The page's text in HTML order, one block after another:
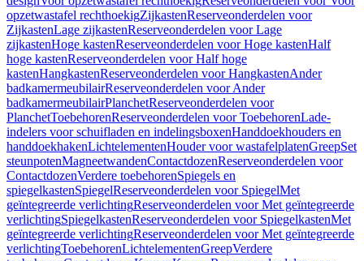
opzetwastafel rechthoekigZijkastenReserveonderdelen voor
ZijkastenLage zijkastenReserveonderdelen voor Lage
zijkastenHoge kastenReserveonderdelen voor Hoge kastenHalf
hoge kastenReserveonderdelen voor Half hoge
kastenHangkastenReserveonderdelen voor HangkastenAnder
badkamermeubilairReserveonderdelen voor Ander
badkamermeubilairPlanchetReserveonderdelen voor
PlanchetToebehorenReserveonderdelen voor ToebehorenLade-
indelers voor schuifladen en indelingsboxenHanddoekhouders en
handdoekhakenLichtelementenHouder voor wastafelplatenGreepSet
steunpotenMagneetwandenContactdozenReserveonderdelen voor
ContactdozenVerdere toebehorenSpiegels en
spiegelkastenSpiegelReserveonderdelen voor SpiegelMet
geïntegreerde verlichtingReserveonderdelen voor Met geïntegreerde
verlichtingSpiegelkastenReserveonderdelen voor SpiegelkastenMet
geïntegreerde verlichtingReserveonderdelen voor Met geïntegreerde
verlichtingToebehorenLichtelementenGreepVerdere